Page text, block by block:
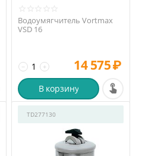
Водоумягчитель Vortmax
VSD 16
+
− 14 575₽
В корзину
TD277130